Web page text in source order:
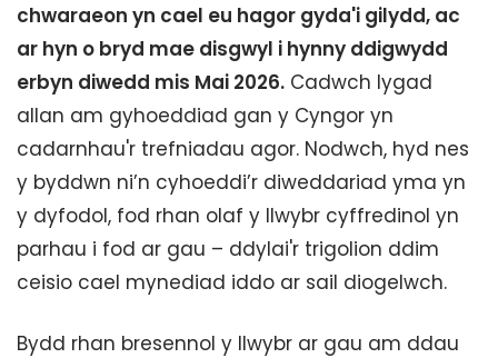
chwaraeon yn cael eu hagor gyda'i gilydd, ac
ar hyn o bryd mae disgwyl i hynny ddigwydd
erbyn diwedd mis Mai 2026. Cadwch lygad
allan am gyhoeddiad gan y Cyngor yn
cadarnhau'r trefniadau agor. Nodwch, hyd nes
y byddwn ni’n cyhoeddi’r diweddariad yma yn
y dyfodol, fod rhan olaf y llwybr cyffredinol yn
parhau i fod ar gau – ddylai'r trigolion ddim
ceisio cael mynediad iddo ar sail diogelwch.
Bydd rhan bresennol y llwybr ar gau am ddau